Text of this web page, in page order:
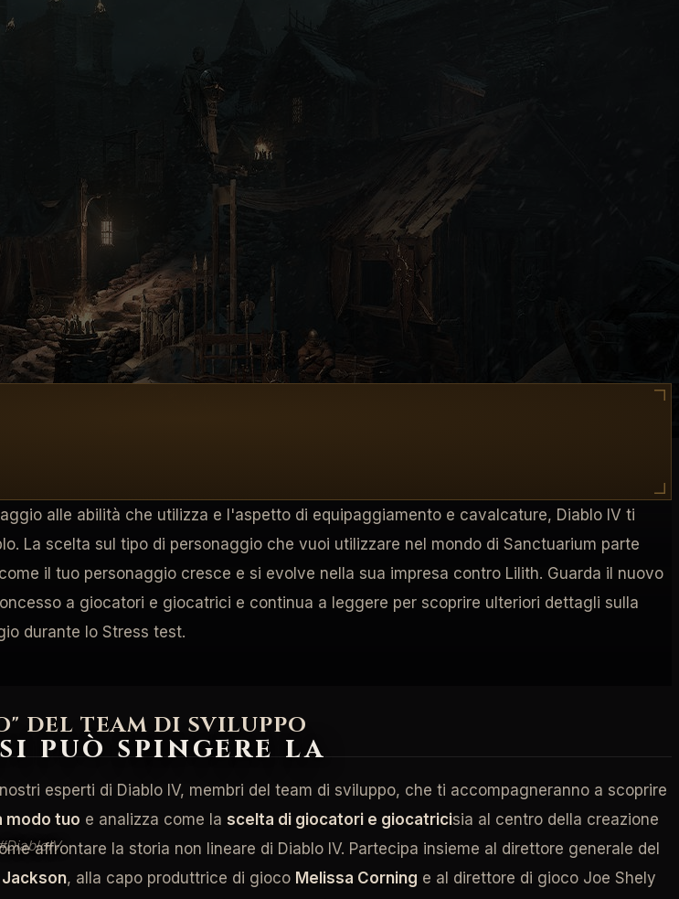
può spingere la
alle abilità che utilizza e l'aspetto di equipaggiamento e cavalcature, Diablo IV ti
La scelta sul tipo di personaggio che vuoi utilizzare nel mondo di Sanctuarium parte
il tuo personaggio cresce e si evolve nella sua impresa contro Lilith. Guarda il nuovo
a giocatori e giocatrici e continua a leggere per scoprire ulteriori dettagli sulla
durante lo Stress test.
DEL TEAM DI SVILUPPO
esperti di Diablo IV, membri del team di sviluppo, che ti accompagneranno a scoprire
modo tuo e analizza come la scelta di giocatori e giocatricisia al centro della creazione
affrontare la storia non lineare di Diablo IV. Partecipa insieme al direttore generale del
, alla capo produttrice di gioco Melissa Corning e al direttore di gioco Joe Shely